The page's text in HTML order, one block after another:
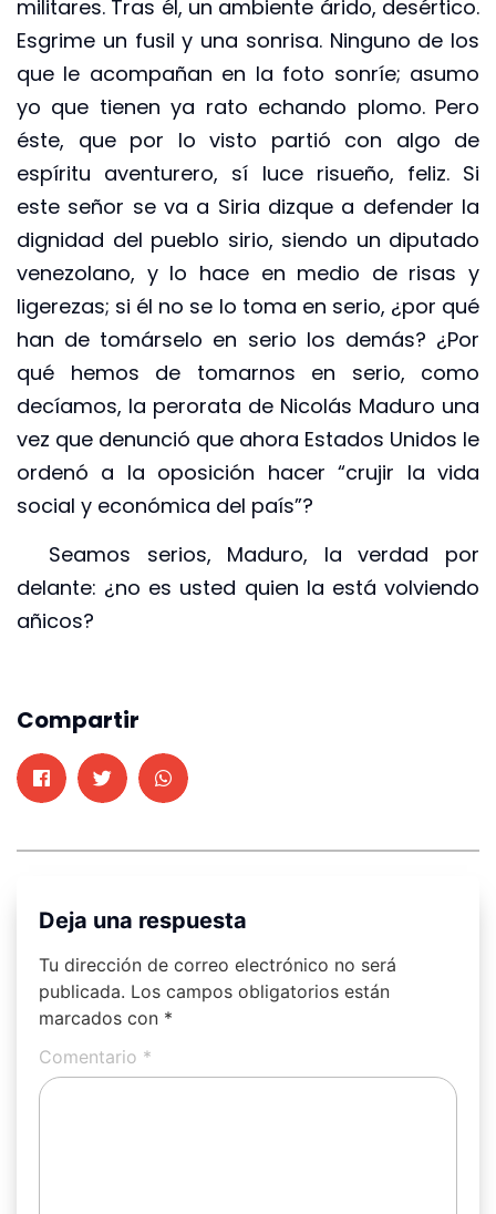
militares. Tras él, un ambiente árido, desértico.
Esgrime un fusil y una sonrisa. Ninguno de los
que le acompañan en la foto sonríe; asumo
yo que tienen ya rato echando plomo. Pero
éste, que por lo visto partió con algo de
espíritu aventurero, sí luce risueño, feliz. Si
este señor se va a Siria dizque a defender la
dignidad del pueblo sirio, siendo un diputado
venezolano, y lo hace en medio de risas y
ligerezas; si él no se lo toma en serio, ¿por qué
han de tomárselo en serio los demás? ¿Por
qué hemos de tomarnos en serio, como
decíamos, la perorata de Nicolás Maduro una
vez que denunció que ahora Estados Unidos le
ordenó a la oposición hacer “crujir la vida
social y económica del país”?
Seamos serios, Maduro, la verdad por
delante: ¿no es usted quien la está volviendo
añicos?
Compartir
Deja una respuesta
Tu dirección de correo electrónico no será
publicada. Los campos obligatorios están
marcados con *
Comentario *